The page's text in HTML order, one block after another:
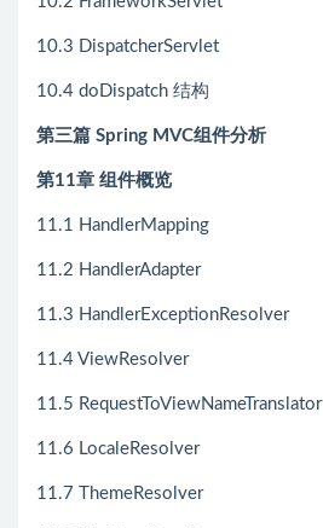
10.3 DispatcherServlet
10.4 doDispatch 结构
第三篇 Spring MVC组件分析
第11章 组件概览
11.1 HandlerMapping
11.2 HandlerAdapter
11.3 HandlerExceptionResolver
11.4 ViewResolver
11.5 RequestToViewNameTranslator
11.6 LocaleResolver
11.7 ThemeResolver